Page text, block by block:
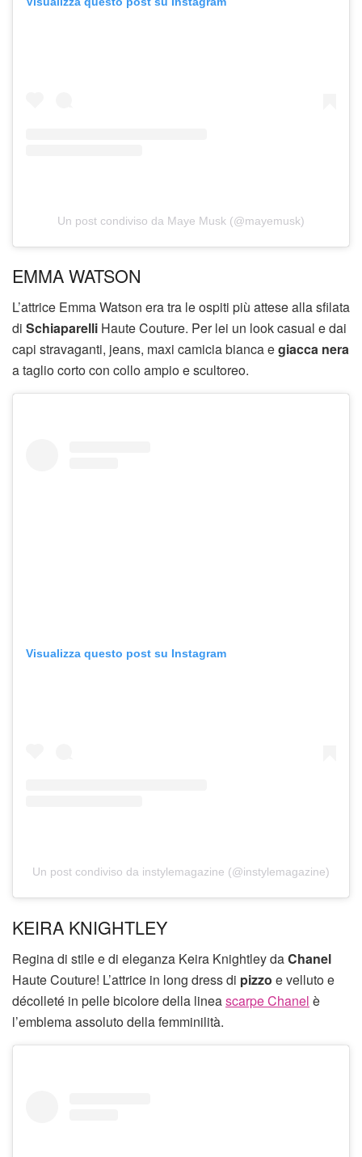
Un post condiviso da Maye Musk (@mayemusk)
EMMA WATSON
L’attrice Emma Watson era tra le ospiti più attese alla sfilata
di Schiaparelli Haute Couture. Per lei un look casual e dai
capi stravaganti, jeans, maxi camicia bianca egiacca nera
a taglio corto con collo ampio e scultoreo.
Visualizza questo post su Instagram
Un post condiviso da instylemagazine (@instylemagazine)
KEIRA KNIGHTLEY
Regina di stile e di eleganza Keira Knightley daChanel
Haute Couture! L’attrice in long dress di pizzo e velluto e
décolleté in pelle bicolore della lineascarpe Chanel è
l’emblema assoluto della femminilità.